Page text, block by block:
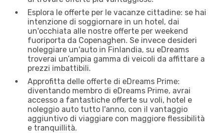
Esplora le offerte per le vacanze cittadine: se hai
intenzione di soggiornare in un hotel, dai
un'occhiata alle nostre offerte per weekend
fuoriporta da Copenaghen. Se invece desideri
noleggiare un'auto in Finlandia, su eDreams
troverai un’ampia gamma di veicoli da affittare a
prezzi imbattibili.
Approfitta delle offerte di eDreams Prime:
diventando membro di eDreams Prime, avrai
accesso a fantastiche offerte su voli, hotel e
noleggio auto tutto l'anno, con il vantaggio
aggiuntivo di viaggiare con maggiore flessibilità
e tranquillità.